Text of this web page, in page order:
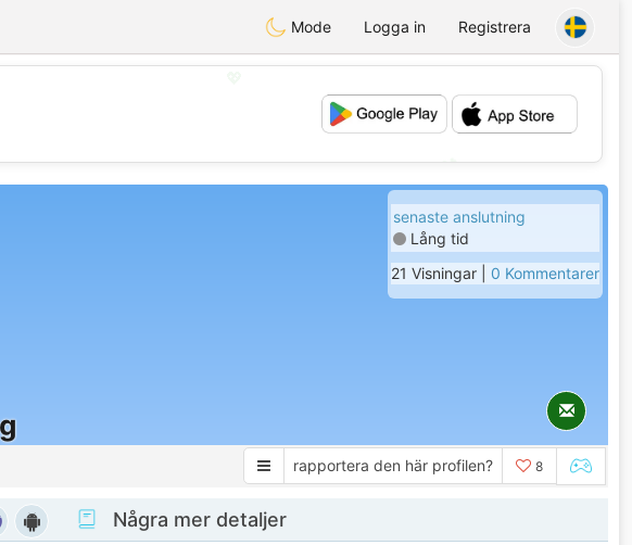
Mode Logga in Registrera
💕
senaste anslutning
Lång tid
21 Visningar | 0 Kommentarer
rapportera den här profilen? 8
Några mer detaljer